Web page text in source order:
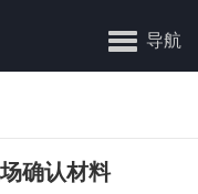
导航
确认材料